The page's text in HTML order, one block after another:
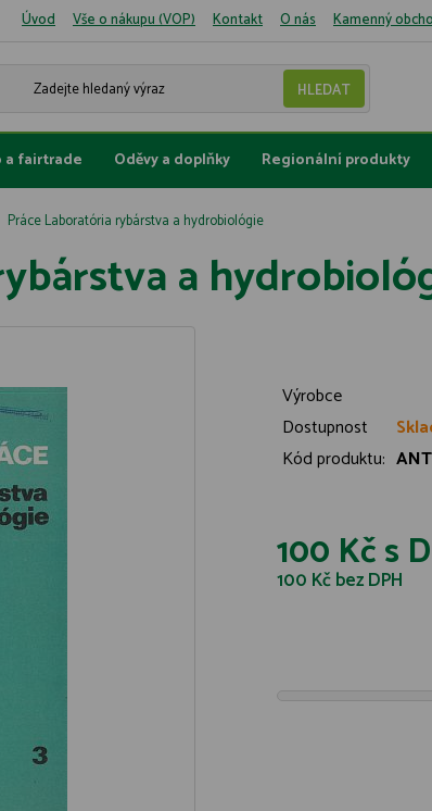
Úvod Vše o nákupu (VOP) Kontakt O nás Kamenný
a fairtrade Oděvy a doplňky Regionální produkty
Práce Laboratória rybárstva a hydrobiológie
a
Výrobce
Dostupnost
Kód produktu:
100 Kčs
100 Kčbez DPH